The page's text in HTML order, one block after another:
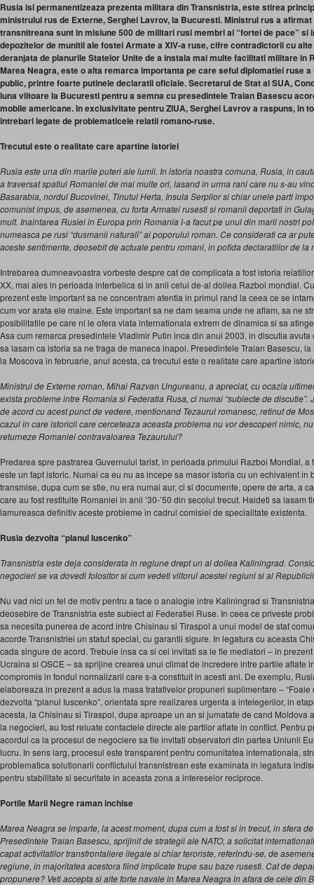
Rusia isi permanentizeaza prezenta militara din Transnistria, este stirea
ministrului rus de Externe, Serghei Lavrov, la Bucuresti. Ministrul rus a
transnitreana sunt in misiune 500 de militari rusi membri ai “fortei de pace” si
depozitelor de munitii ale fostei Armate a XIV-a ruse, cifre contradictorii cu
deranjata de planurile Statelor Unite de a instala mai multe facilitati militare in
Marea Neagra, este o alta remarca importanta pe care seful diplomatiei ruse
public, printre foarte putinele declaratii oficiale. Secretarul de Stat al SUA,
luna viitoare la Bucuresti pentru a semna cu presedintele Traian Basescu
mobile americane. In exclusivitate pentru ZIUA, Serghei Lavrov a raspuns, in
intrebari legate de problematicele relatii romano-ruse.
Trecutul este o realitate care apartine istoriei
Rusia este una din marile puteri ale lumii. In istoria noastra comuna, Rusia, in
a traversat spatiul Romaniei de mai multe ori, lasand in urma rani care nu s-au
Basarabia, nordul Bucovinei, Tinutul Herta, Insula Serpilor si chiar unele parti
comunist impus, de asemenea, cu forta Armatei rusesti si romanii deportati in
mult. Inaintarea Rusiei in Europa prin Romania l-a facut pe unul din marii nostri
numeasca pe rusi “dusmanii naturali” ai poporului roman. Ce considerati ca ar
aceste sentimente, deosebit de actuale pentru romani, in pofida declaratiilor de la
Intrebarea dumneavoastra vorbeste despre cat de complicata a fost istoria
XX, mai ales in perioada interbelica si in anii celui de-al doilea Razboi mondial.
prezent este important sa ne concentram atentia in primul rand la ceea ce se
cum vor arata ele maine. Este important sa ne dam seama unde ne aflam, sa ne
posibilitatile pe care ni le ofera viata internationala extrem de dinamica si sa
Asa cum remarca presedintele Vladimir Putin inca din anul 2003, in discutia
sa lasam ca istoria sa ne traga de maneca inapoi. Presedintele Traian Basescu,
la Moscova in februarie, anul acesta, ca trecutul este o realitate care apartine
Ministrul de Externe roman, Mihai Razvan Ungureanu, a apreciat, cu ocazia
exista probleme intre Romania si Federatia Rusa, ci numai “subiecte de
de acord cu acest punct de vedere, mentionand Tezaurul romanesc, retinut de
cazul in care istoricii care cerceteaza aceasta problema nu vor descoperi nimic,
returneze Romaniei contravaloarea Tezaurului?
Predarea spre pastrarea Guvernului tarist, in perioada primului Razboi Mondial,
este un fapt istoric. Numai ca eu nu as incepe sa masor istoria cu un echivalent in
transmise, dupa cum se stie, nu era numai aur, ci si documente, opere de arta, a
care au fost restituite Romaniei in anii ’30-’50 din secolul trecut. Haideti sa lasam
lamureasca definitiv aceste probleme in cadrul comisiei de specialitate existenta.
Rusia dezvolta “planul Iuscenko”
Transnistria este deja considerata in regiune drept un al doilea Kaliningrad.
negocieri se va dovedi folositor si cum vedeti viitorul acestei regiuni si al
Nu vad nici un fel de motiv pentru a face o analogie intre Kaliningrad si
deosebire de Transnistria este subiect al Federatiei Ruse. In ceea ce priveste
sa necesita punerea de acord intre Chisinau si Tiraspol a unui model de stat
acorde Transnistriei un statut special, cu garantii sigure. In legatura cu aceasta
cada singure de acord. Trebuie insa ca si cei invitati sa le fie mediatori – in
Ucraina si OSCE – sa sprijine crearea unui climat de incredere intre partile aflate
compromis in fondul normalizarii care s-a constituit in acesti ani. De exemplu,
elaboreaza in prezent a adus la masa tratativelor propuneri suplimentare – “Foaie
dezvolta “planul Iuscenko”, orientata spre realizarea urgenta a intelegerilor, in
acesta, la Chisinau si Tiraspol, dupa aproape un an si jumatate de cand Moldova
la negocieri, au fost reluate contactele directe ale partilor aflate in conflict. Pentru
acordul ca la procesul de negociere sa fie invitati observatori din partea Uniunii
lucru. In sens larg, procesul este transparent pentru comunitatea internationala,
problematica solutionarii conflictului transnistrean este examinata in legatura
pentru stabilitate si securitate in aceasta zona a intereselor reciproce.
Portile Marii Negre raman inchise
Marea Neagra se imparte, la acest moment, dupa cum a fost si in trecut, in sfera
Presedintele Traian Basescu, sprijinit de strategii ale NATO, a solicitat
capat activitatilor transfrontaliere ilegale si chiar teroriste, referindu-se, de
regiune, in majoritatea acestora fiind implicate trupe sau baze rusesti. Cat de
propunere? Veti accepta si alte forte navale in Marea Neagra in afara de cele din